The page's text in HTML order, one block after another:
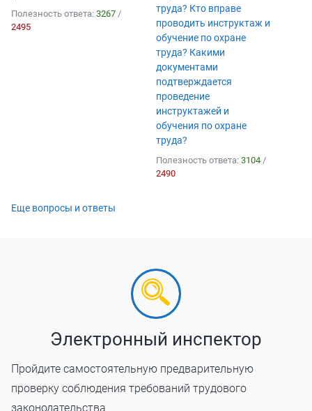
Полезность ответа: 3267 /
2495
труда? Кто вправе
проводить инструктаж и
обучение по охране
труда? Какими
документами
подтверждается
проведение
инструктажей и
обучения по охране
труда?
Полезность ответа: 3104 /
2490
Еще вопросы и ответы
Электронный инспектор
Пройдите самостоятельную предварительную
проверку соблюдения требований трудового
законодательства